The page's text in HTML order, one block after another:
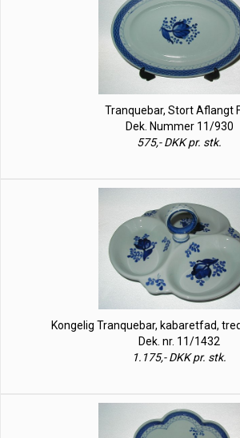
Tranquebar, Stort Aflangt
Dek. Nummer 11/930
575,- DKK pr. stk.
Kongelig Tranquebar, kabaretfad,
Dek. nr. 11/1432
1.175,- DKK pr. stk.